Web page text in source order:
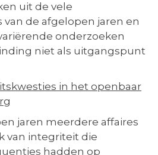
uit de vele
de afgelopen jaren en
onderzoeken
niet als uitgangspunt
in het openbaar
g
jaren meerdere affaires
van integriteit die
hadden op